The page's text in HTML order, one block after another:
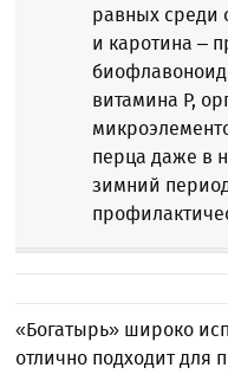
равных среди
и каротина –
витамина Р,
перца даже в
зимний
«Богатырь» широко
отлично подходит для